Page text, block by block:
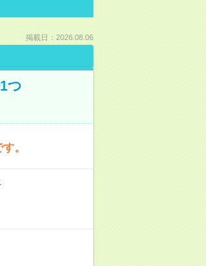
掲載日：2026.08.06
つ
。